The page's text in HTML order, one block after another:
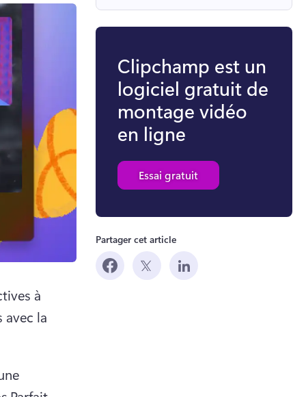
à
la
Clipchamp est un
logiciel gratuit de
montage vidéo
en ligne
Essai gratuit
Partager cet article